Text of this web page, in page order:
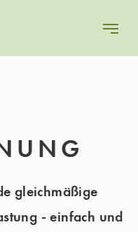
gleichmäßige
- einfach und